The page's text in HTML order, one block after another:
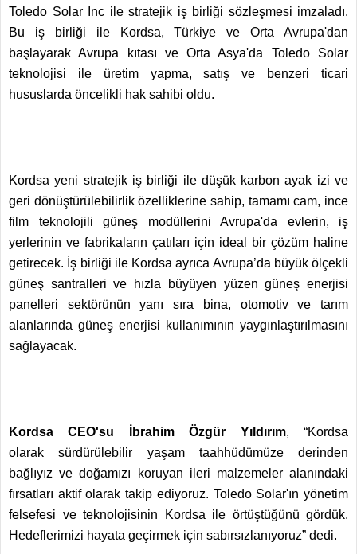
Toledo Solar Inc ile stratejik iş birliği sözleşmesi imzaladı.
Bu iş birliği ile Kordsa, Türkiye ve Orta Avrupa'dan
başlayarak Avrupa kıtası ve Orta Asya'da Toledo Solar
teknolojisi ile üretim yapma, satış ve benzeri ticari
hususlarda öncelikli hak sahibi oldu.
Kordsa yeni stratejik iş birliği ile düşük karbon ayak izi ve
geri dönüştürülebilirlik özelliklerine sahip, tamamı cam, ince
film teknolojili güneş modüllerini Avrupa'da evlerin, iş
yerlerinin ve fabrikaların çatıları için ideal bir çözüm haline
getirecek. İş birliği ile Kordsa ayrıca Avrupa’da büyük ölçekli
güneş santralleri ve hızla büyüyen yüzen güneş enerjisi
panelleri sektörünün yanı sıra bina, otomotiv ve tarım
alanlarında güneş enerjisi kullanımının yaygınlaştırılmasını
sağlayacak.
Kordsa CEO'su İbrahim Özgür Yıldırım, “Kordsa
olarak sürdürülebilir yaşam taahhüdümüze derinden
bağlıyız ve doğamızı koruyan ileri malzemeler alanındaki
fırsatları aktif olarak takip ediyoruz. Toledo Solar'ın yönetim
felsefesi ve teknolojisinin Kordsa ile örtüştüğünü gördük.
Hedeflerimizi hayata geçirmek için sabırsızlanıyoruz” dedi.